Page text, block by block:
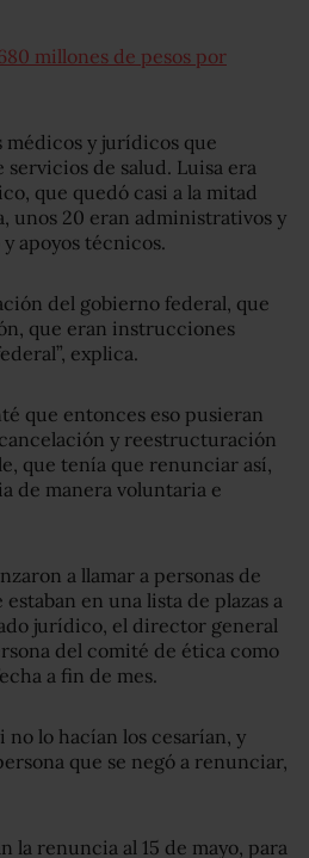
millones de pesos por
médicos y jurídicos que
de salud. Luisa era
que quedó casi a la mitad
unos 20 eran administrativos y
apoyos técnicos.
del gobierno federal, que
que eran instrucciones
explica.
que entonces eso pusieran
y reestructuración
que tenía que renunciar así,
de manera voluntaria e
a llamar a personas de
en una lista de plazas a
jurídico, el director general
del comité de ética como
a fin de mes.
no lo hacían los cesarían, y
que se negó a renunciar,
la renuncia al 15 de mayo, para